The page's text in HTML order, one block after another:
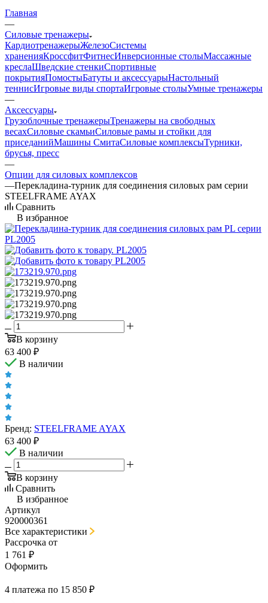
Главная
—
Силовые тренажеры
КардиотренажерыЖелезоСистемы
храненияКроссфитФитнесИнверсионные столыМассажные
креслаШведские стенкиСпортивные
покрытияПомостыБатуты и аксессуарыНастольный
теннисИгровые виды спортаИгровые столыУмные тренажеры
—
Аксессуары
Грузоблочные тренажерыТренажеры на свободных
весахСиловые скамьиСиловые рамы и стойки для
приседанийМашины СмитаСиловые комплексыТурники,
брусья, пресс
—
Опции для силовых комплексов
—Перекладина-турник для соединения силовых рам серии
STEELFRAME AYAX
Сравнить
В избранное
В корзину
63 400 ₽
В наличии
Бренд: STEELFRAME AYAX
63 400 ₽
В наличии
В корзину
Сравнить
В избранное
Артикул
920000361
Все характеристики
Рассрочка от
1 761 ₽
Оформить
4 платежа по 15 850 ₽